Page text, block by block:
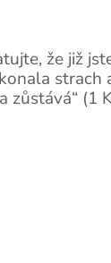
že již
strach
(1